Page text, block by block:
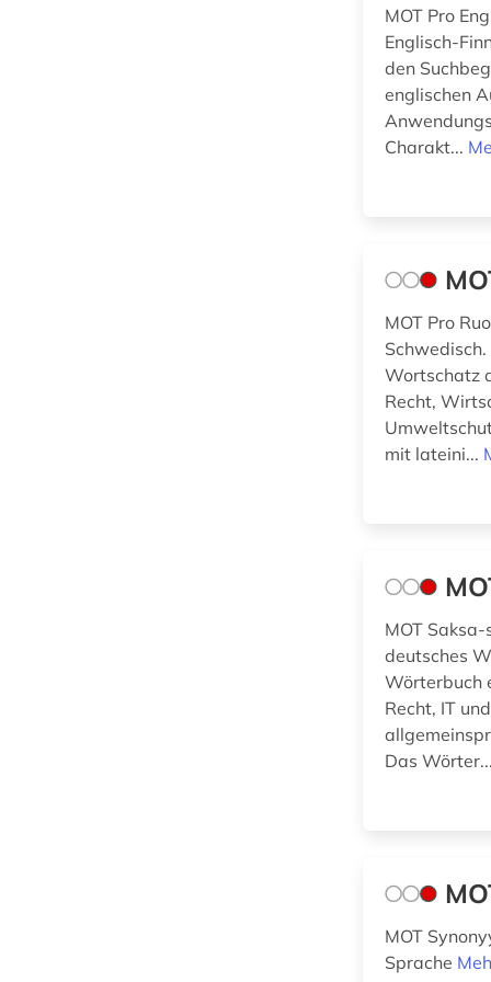
MOT Pro
Englisch-
den
englischen
Charakt...
MOT Pro
Wortschatz
Recht,
mit lateini...
MOT
deutsches
Wörterbuch
Recht, IT
Das Wörter...
MOT
Sprache